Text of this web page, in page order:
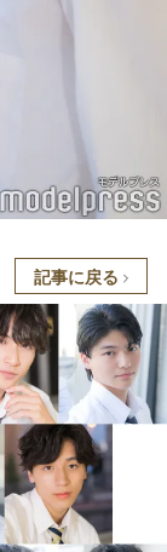
記事に戻る